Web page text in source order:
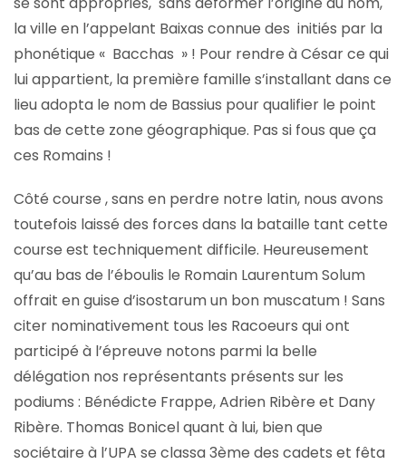
la ville en l’appelant Baixas connue des initiés par la
phonétique « Bacchas » ! Pour rendre à César ce qui
lui appartient, la première famille s’installant dans ce
lieu adopta le nom de Bassius pour qualifier le point
bas de cette zone géographique. Pas si fous que ça
ces Romains !
Côté course , sans en perdre notre latin, nous avons
toutefois laissé des forces dans la bataille tant cette
course est techniquement difficile. Heureusement
qu’au bas de l’éboulis le Romain Laurentum Solum
offrait en guise d’isostarum un bon muscatum ! Sans
citer nominativement tous les Racoeurs qui ont
participé à l’épreuve notons parmi la belle
délégation nos représentants présents sur les
podiums : Bénédicte Frappe, Adrien Ribère et Dany
Ribère. Thomas Bonicel quant à lui, bien que
sociétaire à l’UPA se classa 3ème des cadets et fêta